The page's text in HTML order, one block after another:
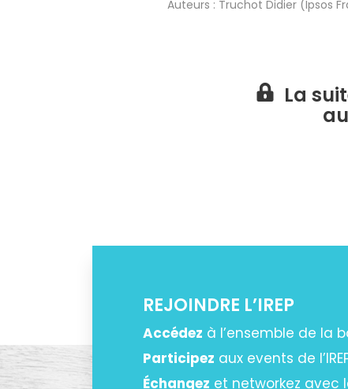
Auteurs : Truchot Didier (Ipsos
La
REJOINDRE L’IREP
Accédez à l’ensemble de la
Participez aux events de
Échangez et networkez avec